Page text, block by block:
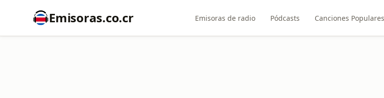
Emisoras.co.cr Emisoras de radio Pódcasts Canciones Populares